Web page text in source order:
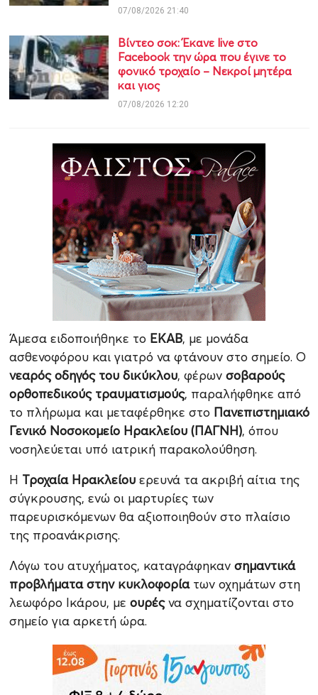
07/08/2026 21:40
Βίντεο σοκ: Έκανε live στο
Facebook την ώρα που έγινε το
φονικό τροχαίο – Νεκροί μητέρα
και γιος
07/08/2026 12:20
Άμεσα ειδοποιήθηκε το ΕΚΑΒ, με μονάδα
ασθενοφόρου και γιατρό να φτάνουν στο σημείο. Ο
νεαρός οδηγός του δικύκλου, φέρων σοβαρούς
ορθοπεδικούς τραυματισμούς, παραλήφθηκε από
το πλήρωμα και μεταφέρθηκε στο Πανεπιστημιακό
Γενικό Νοσοκομείο Ηρακλείου (ΠΑΓΝΗ), όπου
νοσηλεύεται υπό ιατρική παρακολούθηση.
Η Τροχαία Ηρακλείουερευνά τα ακριβή αίτια της
σύγκρουσης, ενώ οι μαρτυρίες των
παρευρισκόμενων θα αξιοποιηθούν στο πλαίσιο
της προανάκρισης.
Λόγω του ατυχήματος, καταγράφηκαν σημαντικά
προβλήματα στην κυκλοφορίατων οχημάτων στη
λεωφόρο Ικάρου, με ουρέςνα σχηματίζονται στο
σημείο για αρκετή ώρα.